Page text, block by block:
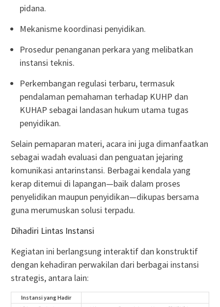
pidana.
Mekanisme koordinasi penyidikan.
Prosedur penanganan perkara yang melibatkan
instansi teknis.
Perkembangan regulasi terbaru, termasuk
pendalaman pemahaman terhadap KUHP dan
KUHAP sebagai landasan hukum utama tugas
penyidikan.
Selain pemaparan materi, acara ini juga dimanfaatkan
sebagai wadah evaluasi dan penguatan jejaring
komunikasi antarinstansi. Berbagai kendala yang
kerap ditemui di lapangan—baik dalam proses
penyelidikan maupun penyidikan—dikupas bersama
guna merumuskan solusi terpadu.
Dihadiri Lintas Instansi
Kegiatan ini berlangsung interaktif dan konstruktif
dengan kehadiran perwakilan dari berbagai instansi
strategis, antara lain:
Instansi yang Hadir